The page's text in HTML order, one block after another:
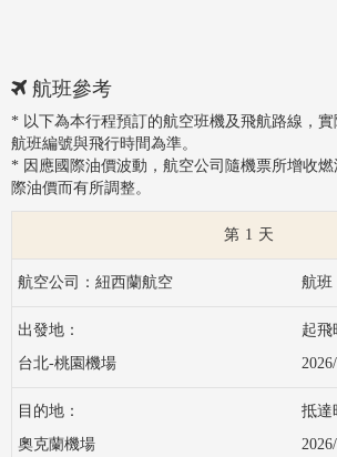
航班參考
* 以下為本行程預訂的航空班機及飛航路線，
航班編號與飛行時間為準。
* 因應國際油價波動，航空公司隨機票所增收
際油價而有所調整。
1
紐西蘭航空
台北-桃園機場
奧克蘭機場